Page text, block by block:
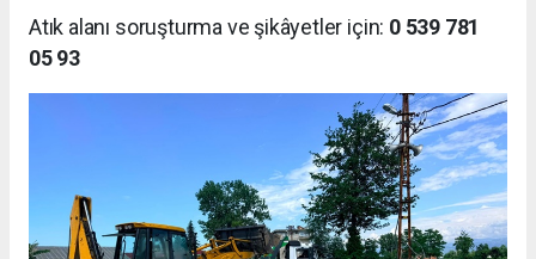
Atık alanı soruşturma ve şikâyetler için: 0 539 781
05 93